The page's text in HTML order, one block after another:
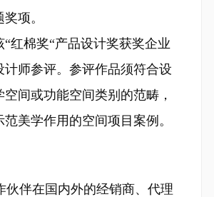
项。
“红棉奖“产品设计奖获奖企业
计师参评。参评作品须符合设
间或功能空间类别的范畴，
范美学作用的空间项目案例。
伙伴在国内外的经销商、代理